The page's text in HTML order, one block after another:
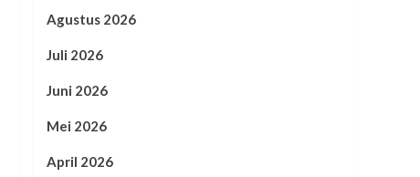
Agustus 2026
Juli 2026
Juni 2026
Mei 2026
April 2026